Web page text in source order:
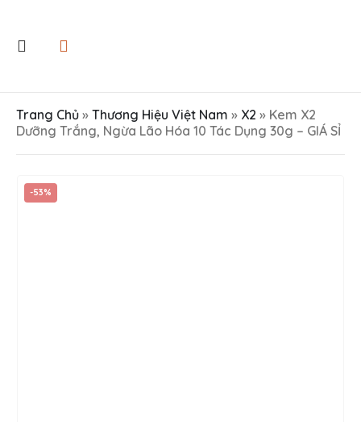
Trang Chủ » Thương Hiệu Việt Nam » X2 » Kem X2
Dưỡng Trắng, Ngừa Lão Hóa 10 Tác Dụng 30g – GIÁ SỈ
-53%